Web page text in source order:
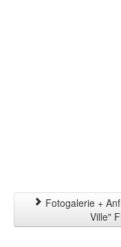
Fotogalerie +
Ville"